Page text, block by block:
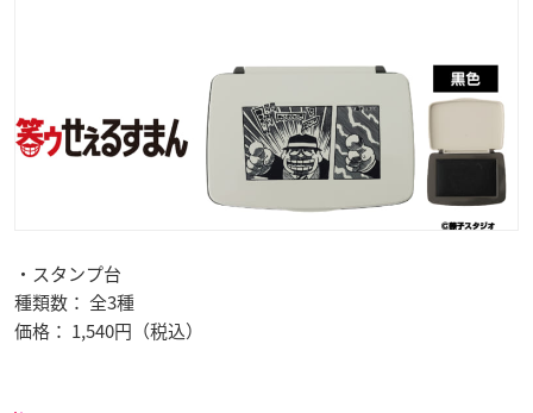
・スタンプ台
種類数： 全3種
価格： 1,540円（税込）